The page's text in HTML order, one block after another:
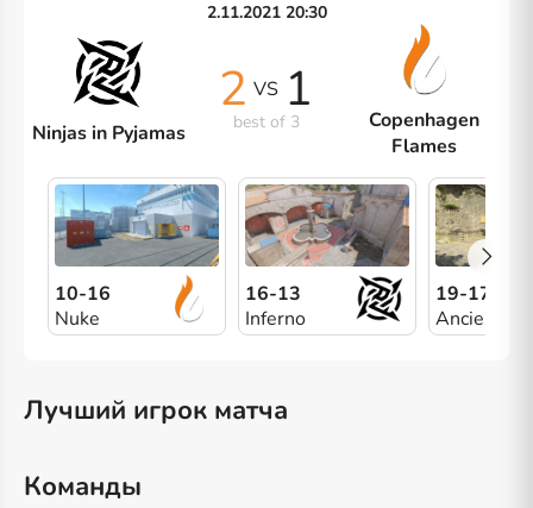
2.11.2021 20:30
Ninjas in Pyjamas
2 VS 1
best of 3
Copenhagen
Flames
10-16
Nuke
16-13
Inferno
19-17
Ancient
Лучший игрок матча
Команды